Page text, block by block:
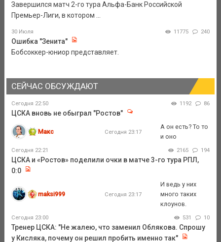
Завершился матч 2-го тура Альфа-Банк Российской
Премьер-Лиги, в котором ...
30 Июля 11775 240
Ошибка "Зенита"
Бобсоккер-юниор представляет.
СЕЙЧАС ОБСУЖДАЮТ
Сегодня 22:50 1192 86
ЦСКА вновь не обыграл "Ростов"
Макс Сегодня 23:17
А он есть? То то
и оно
Сегодня 22:21 2165 194
ЦСКА и «Ростов» поделили очки в матче 3-го тура РПЛ,
0:0
maksi999 Сегодня 23:17
И ведь у них
много таких
клоунов.
Сегодня 23:00 531 10
Тренер ЦСКА: "Не жалею, что заменил Облякова. Спрошу
у Кисляка, почему он решил пробить именно так"